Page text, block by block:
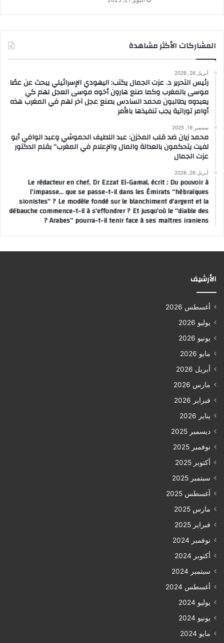
المشاركات الأكثر مشاهدة
أبريل 26, 2026
رئيس التحرير د. عزت الجمال يكتب: اليهودي الإسرائيلي يبحث عن عصًا
موسى بالمغرب وكما صنع هارون أخوه موسى العجل لهم كي
يعبدوه يطالبون محمد السادس بصنع عجل آخر لهم في المغرب هذه
أوامر توراتية يجب تنفيذها بالأمر
سبتمبر 19, 2025
محمد زيان ضد قلب المخزن: عبد اللطيف الحموشي وعبد الوافي أبو
لفيت يتحكمون بالعدالة والمال والإعلام في المغرب” بقلم الدكتور
عزت الجمال
أبريل 26, 2026
Le rédacteur en chef, Dr Ezzat El-Gamal, écrit : Du pouvoir à
l’impasse… que se passe-t-il dans les Émirats “hébraïques
sionistes” ? Le modèle fondé sur le blanchiment d’argent et la
débauche commence-t-il à s’effondrer ? Et jusqu’où le “diable des
Arabes” pourra-t-il tenir face à ses maîtres iraniens ?
الأرشيف
أغسطس 2026
يوليو 2026
يونيو 2026
مايو 2026
أبريل 2026
مارس 2026
فبراير 2026
يناير 2026
ديسمبر 2025
نوفمبر 2025
أكتوبر 2025
سبتمبر 2025
أغسطس 2025
مارس 2025
فبراير 2025
نوفمبر 2024
أكتوبر 2024
سبتمبر 2024
أغسطس 2024
يوليو 2024
يونيو 2024
مايو 2024